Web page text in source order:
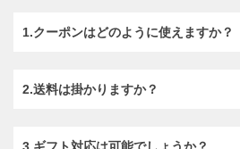
1.クーポンはどのように使えますか？
2.送料は掛かりますか？
3.ギフト対応は可能でしょうか？